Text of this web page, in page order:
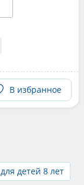
В избранное
детей 8 лет